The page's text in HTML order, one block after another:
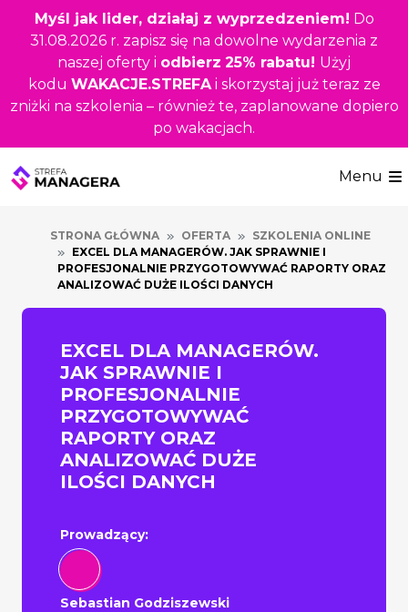
Przejdź
treści
Myśl jak lider, działaj z wyprzedzeniem! Do
31.08.2026 r. zapisz się na dowolne wydarzenia z
naszej oferty i odbierz 25% rabatu! Użyj
kodu WAKACJE.STREFAi skorzystaj już teraz ze
zniżki na szkolenia – również te, zaplanowane dopiero
po wakacjach.
Menu
STRONA GŁÓWNA OFERTA
SZKOLENIA ONLINE
EXCEL DLA MANAGERÓW. JAK SPRAWNIE I
PROFESJONALNIE PRZYGOTOWYWAĆ RAPORTY ORAZ
ANALIZOWAĆ DUŻE ILOŚCI DANYCH
EXCEL DLA MANAGERÓW.
JAK SPRAWNIE I
PROFESJONALNIE
PRZYGOTOWYWAĆ
RAPORTY ORAZ
ANALIZOWAĆ DUŻE
ILOŚCI DANYCH
Prowadzący:
Sebastian Godziszewski